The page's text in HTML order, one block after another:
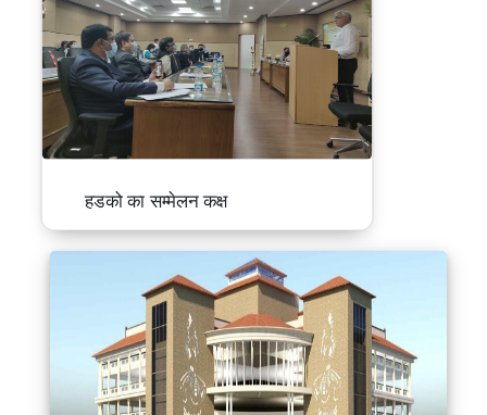
हडको का सम्मेलन कक्ष